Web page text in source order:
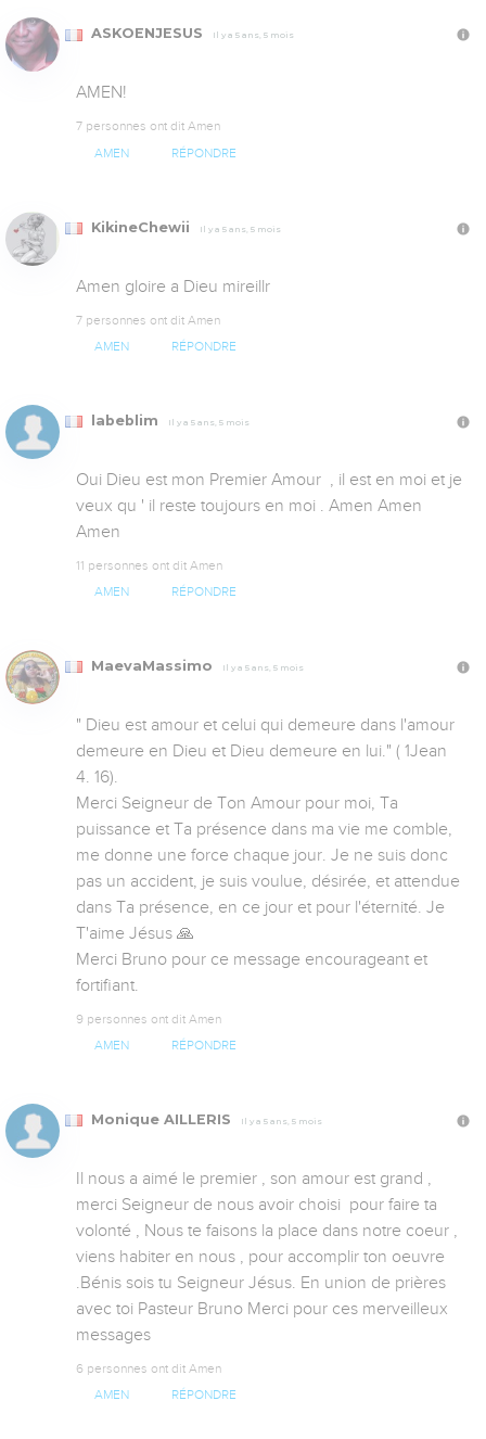
ASKOENJESUS Il y a 5 ans, 5 mois
AMEN!
7 personnes ont dit Amen
AMEN RÉPONDRE
KikineChewii Il y a 5 ans, 5 mois
Amen gloire a Dieu mireillr
7 personnes ont dit Amen
AMEN RÉPONDRE
labeblim Il y a 5 ans, 5 mois
Oui Dieu est mon Premier Amour  , il est en moi et je
veux qu ' il reste toujours en moi . Amen Amen
Amen
11 personnes ont dit Amen
AMEN RÉPONDRE
MaevaMassimo Il y a 5 ans, 5 mois
" Dieu est amour et celui qui demeure dans l'amour
demeure en Dieu et Dieu demeure en lui." ( 1Jean
4. 16).
Merci Seigneur de Ton Amour pour moi, Ta
puissance et Ta présence dans ma vie me comble,
me donne une force chaque jour. Je ne suis donc
pas un accident, je suis voulue, désirée, et attendue
dans Ta présence, en ce jour et pour l'éternité. Je
T'aime Jésus 🙏
Merci Bruno pour ce message encourageant et
fortifiant.
9 personnes ont dit Amen
AMEN RÉPONDRE
Monique AILLERIS Il y a 5 ans, 5 mois
Il nous a aimé le premier , son amour est grand ,
merci Seigneur de nous avoir choisi  pour faire ta
volonté , Nous te faisons la place dans notre coeur ,
viens habiter en nous , pour accomplir ton oeuvre
.Bénis sois tu Seigneur Jésus. En union de prières
avec toi Pasteur Bruno Merci pour ces merveilleux
messages
6 personnes ont dit Amen
AMEN RÉPONDRE